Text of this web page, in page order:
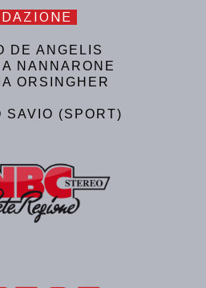
DE ANGELIS
NANNARONE
ORSINGHER
SAVIO (SPORT)